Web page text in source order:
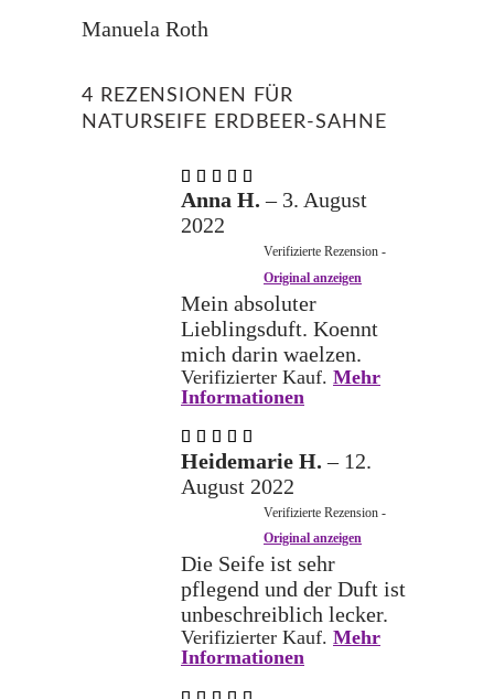
Manuela Roth
4 REZENSIONEN FÜR
NATURSEIFE ERDBEER-SAHNE
mit
5
von 5
Anna H.– 3. August
2022
Verifizierte Rezension -
Original anzeigen
Mein absoluter
Lieblingsduft. Koennt
mich darin waelzen.
Verifizierter Kauf. Mehr
Informationen
mit
von 5
Heidemarie H.– 12.
August 2022
Verifizierte Rezension -
Original anzeigen
Die Seife ist sehr
pflegend und der Duft ist
unbeschreiblich lecker.
Verifizierter Kauf. Mehr
Informationen